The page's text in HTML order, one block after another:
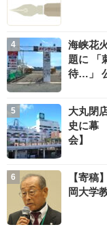
海峡花
題に 「
待…」
大丸閉
史に幕
会】
【寄
岡大学